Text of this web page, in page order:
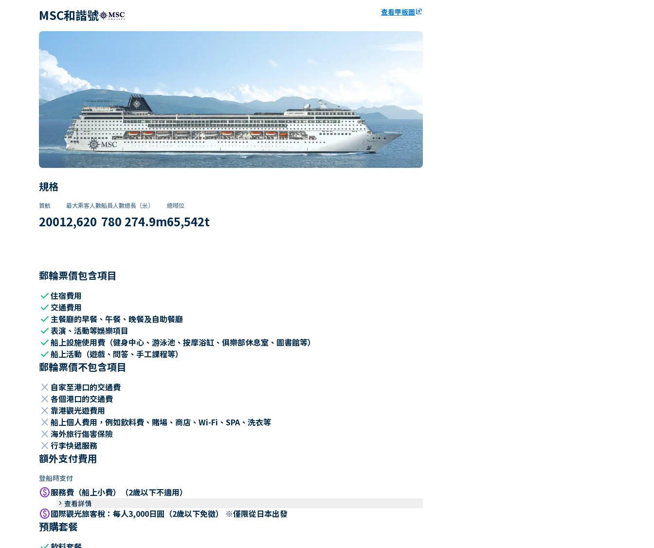
MSC和諧號 查看甲板圖ungroup
規格
首航
2001
最大乘客人數
2,620
船員人數
780
總長（米）
274.9m
總噸位
65,542t
郵輪票價包含項目
check住宿費用
check 交通費用
check主餐廳的早餐、午餐、晚餐及自助餐廳
check表演、活動等娛樂項目
check船上設施使用費（健身中心、游泳池、按摩浴缸、俱樂部休息室、圖書館等）
check船上活動（遊戲、問答、手工課程等）
郵輪票價不包含項目
close 自家至港口的交通費
close 各個港口的交通費
close 靠港觀光遊費用
close 船上個人費用，例如飲料費、賭場、商店、Wi-Fi、SPA、洗衣等
close 海外旅行傷害保險
close 行李快遞服務
額外支付費用
登船時支付
paid服務費（船上小費）（2歲以下不適用）
keyboard_arrow_right 查看詳情
paid國際觀光旅客稅：每人3,000日圓（2歲以下免徵） ※僅限從日本出發
預購套餐